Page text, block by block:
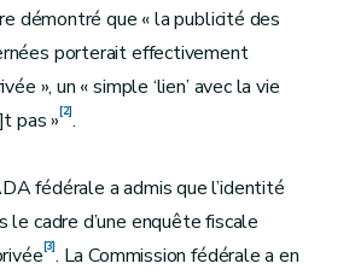
démontré que « la publicité des
porterait effectivement
», un « simple ‘lien’ avec la vie
pas »[2].
fédérale a admis que l’identité
le cadre d’une enquête fiscale
[3]. La Commission fédérale a en